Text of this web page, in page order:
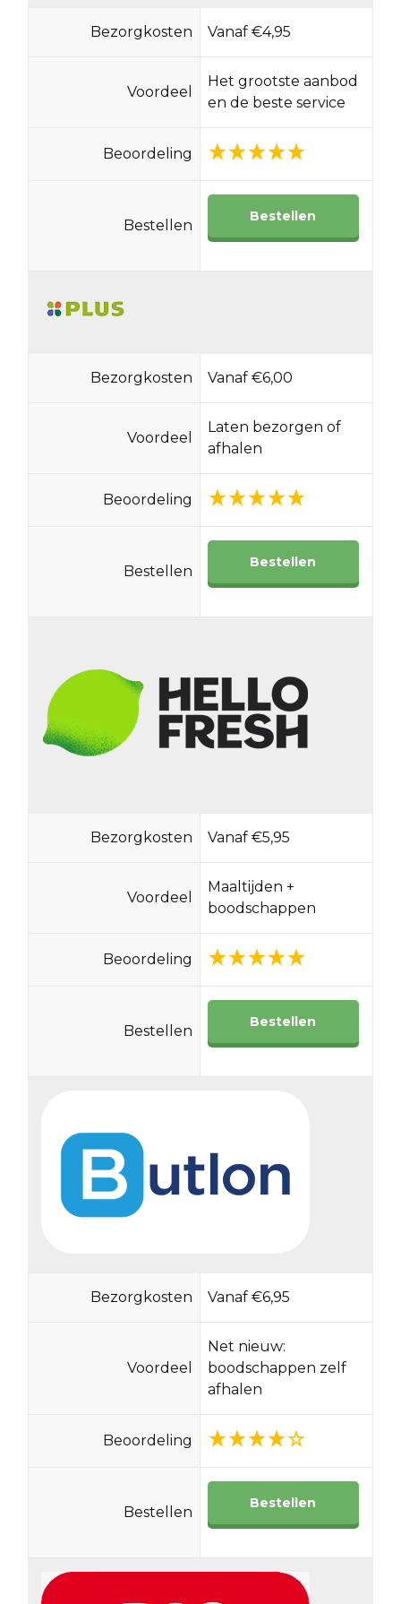
Bezorgkosten Vanaf €4,95
Voordeel
Het grootste aanbod
en de beste service
Beoordeling
Bestellen
Bestellen
Bezorgkosten Vanaf €6,00
Voordeel
Laten bezorgen of
afhalen
Beoordeling
Bestellen
Bestellen
Bezorgkosten Vanaf €5,95
Voordeel
Maaltijden +
boodschappen
Beoordeling
Bestellen
Bestellen
Bezorgkosten Vanaf €6,95
Voordeel
Net nieuw:
boodschappen zelf
afhalen
Beoordeling
Bestellen
Bestellen